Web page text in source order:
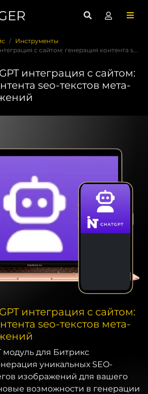
Инструменты
с сайтом: генерация контента s...
интеграция с сайтом:
seo-текстов мета-
интеграция с сайтом:
seo-текстов мета-
модуль для Битрикс
уникальных SEO-
изображений для вашего
возможности в генерации